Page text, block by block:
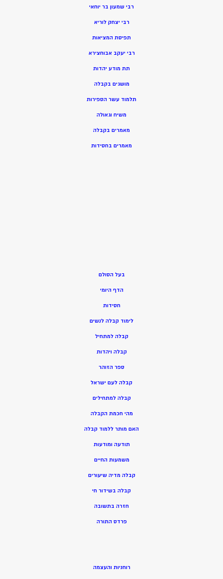
רבי שמעון בר יוחאי
רבי יצחק לוריא
תפיסת המציאות
רבי יעקב אבוחצירא
תת מודע יהדות
מושגים בקבלה
תלמוד עשר הספירות
משיח וגאולה
מאמרים בקבלה
מאמרים בחסידות
בעל הסולם
הדף היומי
חסידות
לימוד קבלה לנשים
קבלה למתחיל
קבלה ויהדות
ספר הזוהר
קבלה לעם ישראל
קבלה למתחילים
מהי חכמת הקבלה
האם מותר ללמוד קבלה
תודעה ומודעות
משמעות החיים
קבלה מדיה שיעורים
קבלה בשידור חי
חזרה בתשובה
פרדס התורה
רוחניות והעצמה